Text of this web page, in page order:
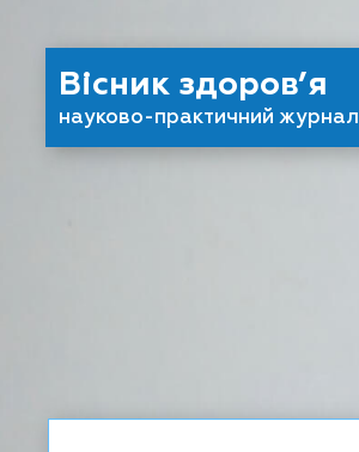
Вісник здоров’я
науково-практичний журнал